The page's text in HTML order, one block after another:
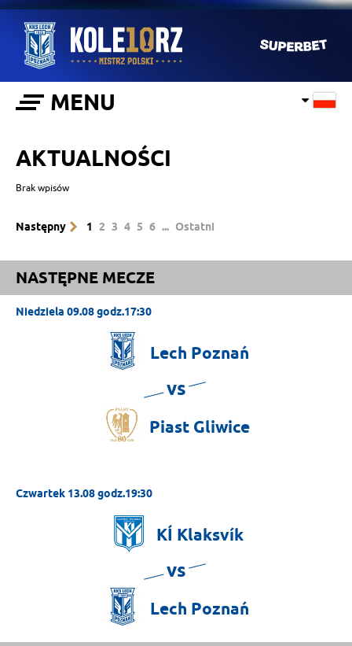
MENU
AKTUALNOŚCI
Brak wpisów
Następny 1 2 3 4 5 6 ... Ostatni
NASTĘPNE MECZE
Niedziela 09.08 godz.17:30
Lech Poznań
vs
Piast Gliwice
Czwartek 13.08 godz.19:30
KÍ Klaksvík
vs
Lech Poznań